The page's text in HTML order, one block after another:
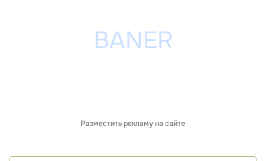
Разместить рекламу на сайте